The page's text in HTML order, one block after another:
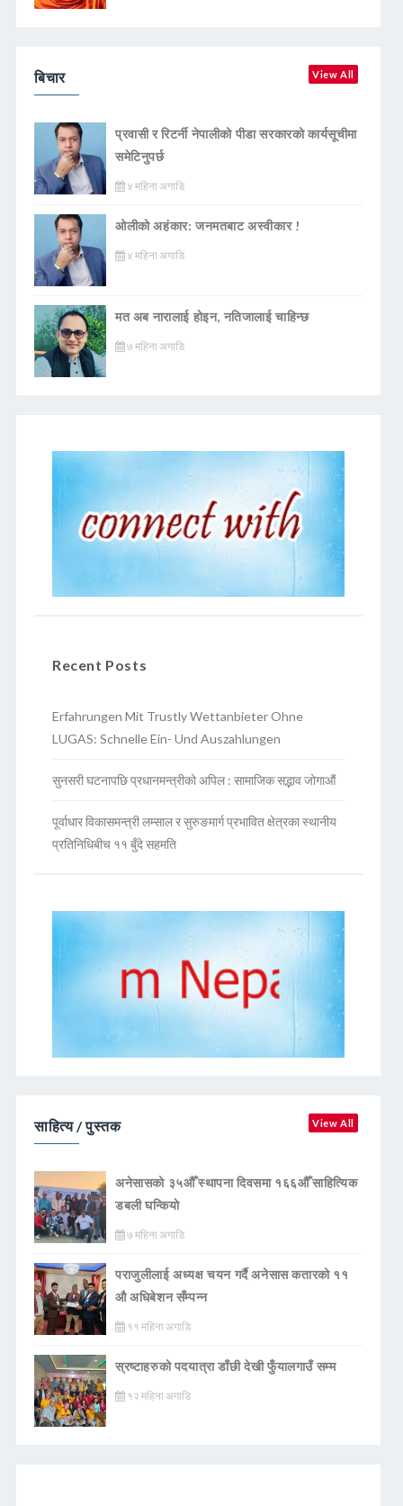
बिचार View All
प्रवासी र रिटर्नी नेपालीको पीडा सरकारको कार्यसूचीमा
समेटिनुपर्छ
४ महिना अगाडि
ओलीको अहंकार: जनमतबाट अस्वीकार !
४ महिना अगाडि
मत अब नारालाई होइन, नतिजालाई चाहिन्छ
७ महिना अगाडि
Recent Posts
Erfahrungen Mit Trustly Wettanbieter Ohne
LUGAS: Schnelle Ein- Und Auszahlungen
सुनसरी घटनापछि प्रधानमन्त्रीको अपिल : सामाजिक सद्भाव जोगाऔं
पूर्वाधार विकासमन्त्री लम्साल र सुरुङमार्ग प्रभावित क्षेत्रका स्थानीय
प्रतिनिधिबीच ११ बुँदे सहमति
साहित्य / पुस्तक View All
अनेसासको ३५औँ स्थापना दिवसमा १६६औँ साहित्यिक
डबली घन्कियाे
७ महिना अगाडि
पराजुलीलाई अध्यक्ष चयन गर्दै अनेसास कतारको ११
औ अधिबेशन सँम्पन्न
११ महिना अगाडि
स्रष्टाहरुको पदयात्रा डाँछी देखी फुँयालगाउँ सम्म
१२ महिना अगाडि